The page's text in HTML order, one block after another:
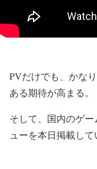
PVだけでも、かな
ある期待が高まる。
そして、国内のゲー
ューを本日掲載して